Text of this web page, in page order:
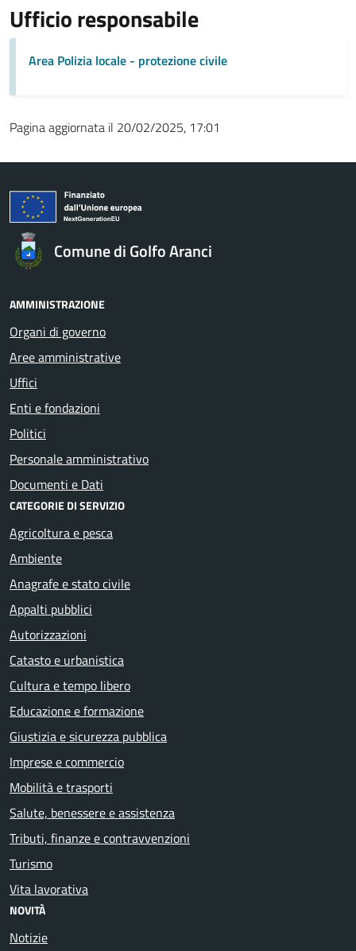
Ufficio responsabile
Area Polizia locale - protezione civile
Pagina aggiornata il 20/02/2025, 17:01
Comune di Golfo Aranci
AMMINISTRAZIONE
Organi di governo
Aree amministrative
Uffici
Enti e fondazioni
Politici
Personale amministrativo
Documenti e Dati
CATEGORIE DI SERVIZIO
Agricoltura e pesca
Ambiente
Anagrafe e stato civile
Appalti pubblici
Autorizzazioni
Catasto e urbanistica
Cultura e tempo libero
Educazione e formazione
Giustizia e sicurezza pubblica
Imprese e commercio
Mobilità e trasporti
Salute, benessere e assistenza
Tributi, finanze e contravvenzioni
Turismo
Vita lavorativa
NOVITÀ
Notizie